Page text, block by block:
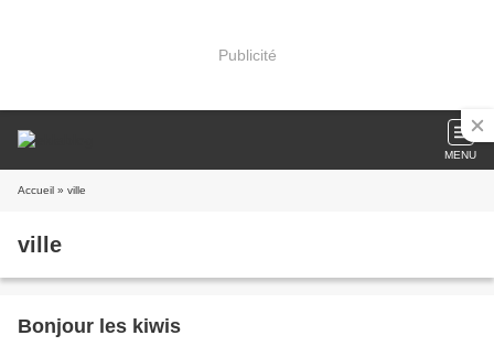
Publicité
MENU
Accueil » ville
ville
Bonjour les kiwis